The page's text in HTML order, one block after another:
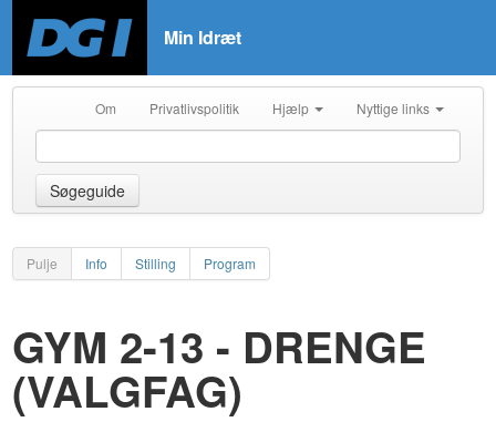
Min Idræt
Om Privatlivspolitik Hjælp Nyttige links
Søgeguide
Pulje Info Stilling Program
GYM 2-13 - DRENGE
(VALGFAG)